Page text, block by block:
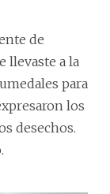
de
llevaste a la
para
los
desechos.